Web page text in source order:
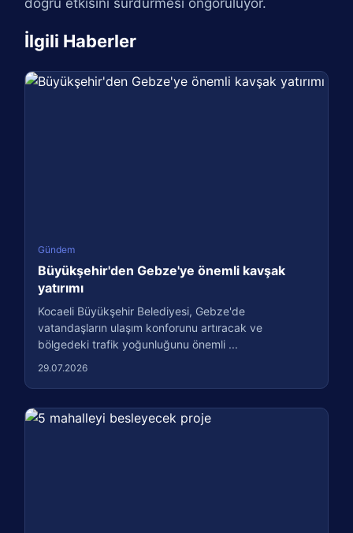
doğru etkisini sürdürmesi öngörülüyor.
İlgili Haberler
Gündem
Büyükşehir'den Gebze'ye önemli kavşak
yatırımı
Kocaeli Büyükşehir Belediyesi, Gebze'de
vatandaşların ulaşım konforunu artıracak ve
bölgedeki trafik yoğunluğunu önemli ...
29.07.2026